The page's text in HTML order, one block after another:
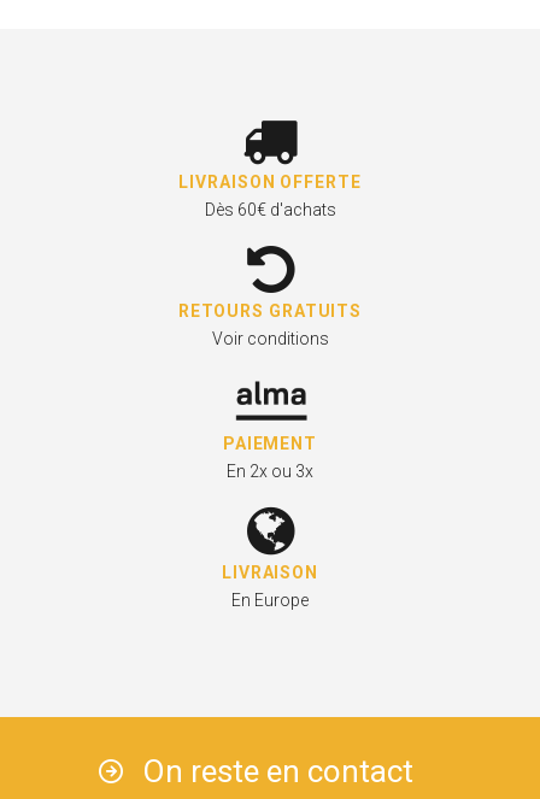
LIVRAISON OFFERTE
Dès 60€ d'achats
RETOURS GRATUITS
Voir conditions
PAIEMENT
En 2x ou 3x
LIVRAISON
En Europe
On reste en contact